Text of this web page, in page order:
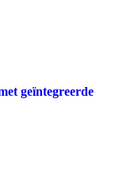
geïntegreerde